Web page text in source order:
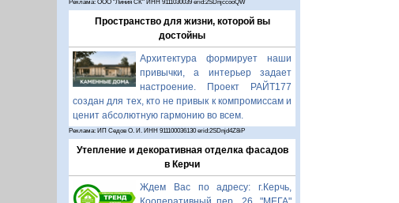
Реклама: ООО "Линия СК" ИНН 9111030039 erid:2SDnjccooQW
Пространство для жизни, которой вы
достойны
Архитектура формирует наши
привычки, а интерьер задает
настроение. Проект РАЙТ177
создан для тех, кто не привык к компромиссам и
ценит абсолютную гармонию во всем.
Реклама: ИП Седов О. И. ИНН 911100036130 erid:2SDnjd4Z8iP
Утепление и декоративная отделка фасадов
в Керчи
Ждем Вас по адресу: г.Керчь,